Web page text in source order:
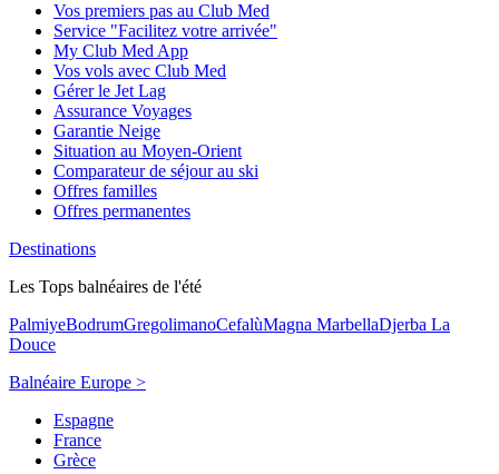
Vos premiers pas au Club Med
Service "Facilitez votre arrivée"
My Club Med App
Vos vols avec Club Med
Gérer le Jet Lag
Assurance Voyages
Garantie Neige
Situation au Moyen-Orient
Comparateur de séjour au ski
Offres familles
Offres permanentes
Destinations
Les Tops balnéaires de l'été
PalmiyeBodrumGregolimanoCefalùMagna MarbellaDjerba La
Douce
Balnéaire Europe >
Espagne
France
Grèce